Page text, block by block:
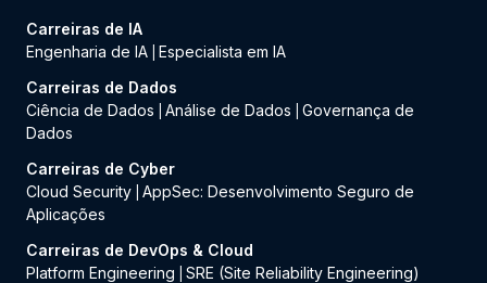
Carreiras de IA
Engenharia de IA Especialista em IA
Carreiras de Dados
Ciência de Dados
Análise de Dados
Governança de
Dados
Carreiras de Cyber
Cloud Security AppSec: Desenvolvimento Seguro de
Aplicações
Carreiras de DevOps & Cloud
Platform Engineering
SRE (Site Reliability Engineering)